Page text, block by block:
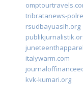
tribratanews-
rsudbayuasih.org
italywarm.com
kvk-kumari.org